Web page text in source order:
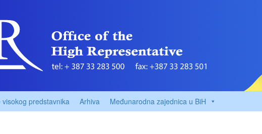
visokog predstavnika Arhiva Međunarodna zajednica u BiH